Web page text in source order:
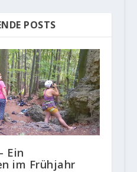
POSTS
Ein
im Frühjahr